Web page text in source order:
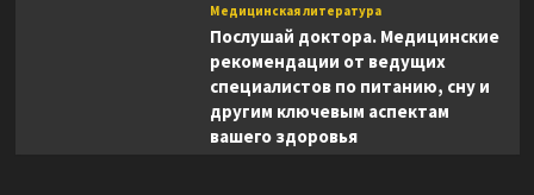
Медицинская литература
Послушай доктора. Медицинские
рекомендации от ведущих
специалистов по питанию, сну и
другим ключевым аспектам
вашего здоровья